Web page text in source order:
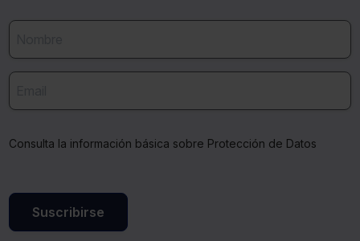
Consulta la información básica sobre Protección de Datos
Suscribirse